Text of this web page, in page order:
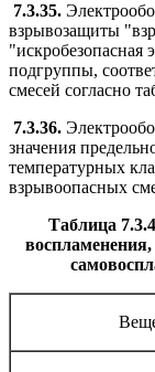
7.3.35.
взрывозащиты
"искробезопасная
подгруппы,
смесей согласно
7.3.36.
значения
температурных
взрывоопасных
Таблица